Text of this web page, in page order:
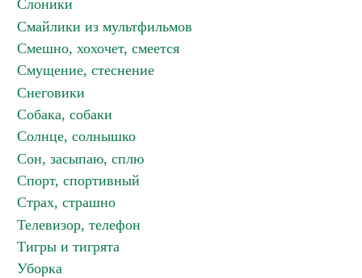
Слоники
Смайлики из мультфильмов
Смешно, хохочет, смеется
Смущение, стеснение
Снеговики
Собака, собаки
Солнце, солнышко
Сон, засыпаю, сплю
Спорт, спортивный
Страх, страшно
Телевизор, телефон
Тигры и тигрята
Уборка